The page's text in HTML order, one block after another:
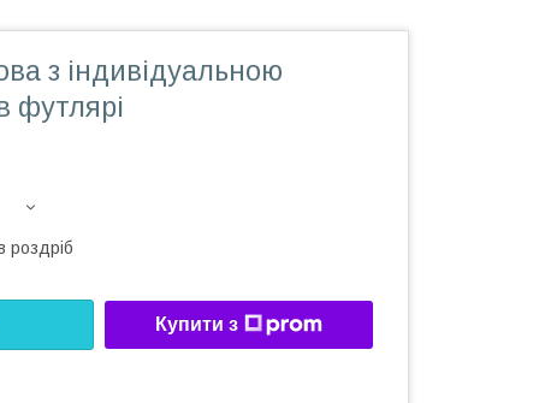
з індивідуальною
футлярі
роздріб
Купити з